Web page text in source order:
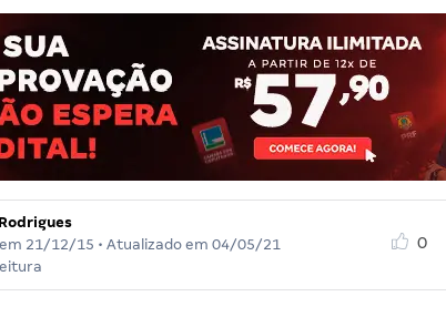
21/12/15 • Atualizado em 04/05/21
0